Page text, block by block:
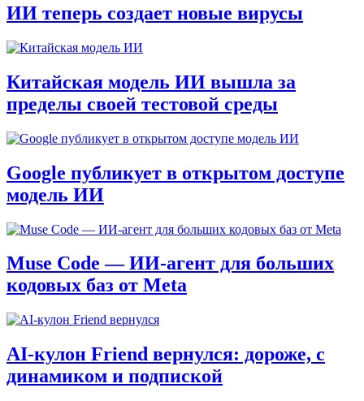
ИИ теперь создает новые вирусы
Китайская модель ИИ вышла за
пределы своей тестовой среды
Google публикует в открытом доступе
модель ИИ
Muse Code — ИИ-агент для больших
кодовых баз от Meta
AI‑кулон Friend вернулся: дороже, с
динамиком и подпиской